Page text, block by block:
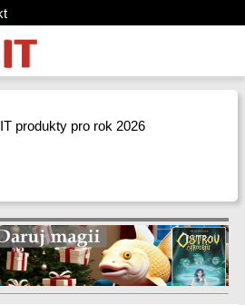
produkty pro rok 2026